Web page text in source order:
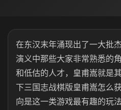
在东汉末年涌现出了一大批
演义中那些大家非常熟悉的
和低估的人才，皇甫嵩就是
下三国志战棋版皇甫嵩怎么
向是这一类游戏最有趣的玩